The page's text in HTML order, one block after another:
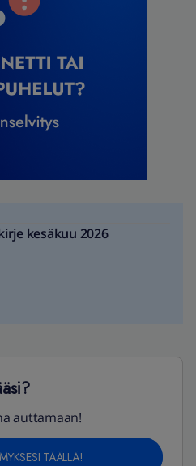
kesäkuu 2026
auttamaan!
TÄÄLLÄ!